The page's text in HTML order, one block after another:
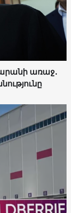
առաջ․